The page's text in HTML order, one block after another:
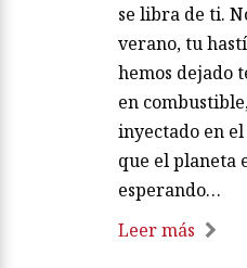
se libra de ti.
verano, tu
hemos dejado
en
inyectado en
que el planeta
esperando…
Leer más